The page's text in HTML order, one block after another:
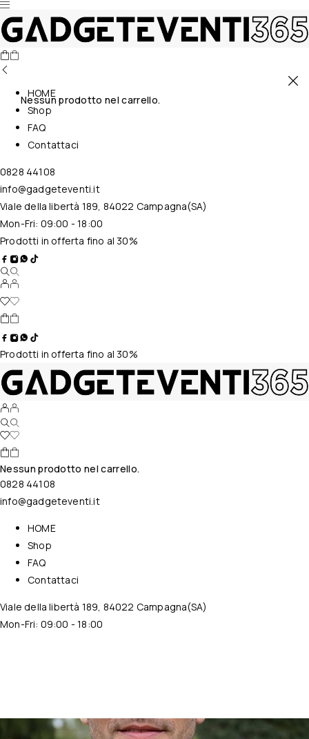
Nessun prodotto nel carrello.
HOME
Shop
FAQ
Contattaci
0828 44108
info@gadgeteventi.it
Viale della libertà 189, 84022 Campagna(SA)
Mon-Fri: 09:00 - 18:00
Prodotti in offerta fino al 30%
Prodotti in offerta fino al 30%
Nessun prodotto nel carrello.
0828 44108
info@gadgeteventi.it
HOME
Shop
FAQ
Contattaci
Viale della libertà 189, 84022 Campagna(SA)
Mon-Fri: 09:00 - 18:00